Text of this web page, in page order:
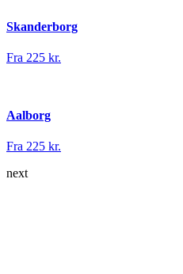
Skanderborg
Fra 225 kr.
Aalborg
Fra 225 kr.
next